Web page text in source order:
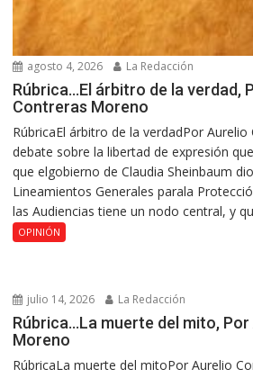
agosto 4, 2026 La Redacción
Rúbrica…El árbitro de la verdad,
Contreras Moreno
RúbricaEl árbitro de la verdadPor
debate sobre la libertad de expresión
que elgobierno de Claudia Sheinbaum
Lineamientos Generales parala
las Audiencias tiene un nodo central, y
OPINIÓN
julio 14, 2026 La Redacción
Rúbrica…La muerte del mito,
Moreno
RúbricaLa muerte del mitoPor Aurelio